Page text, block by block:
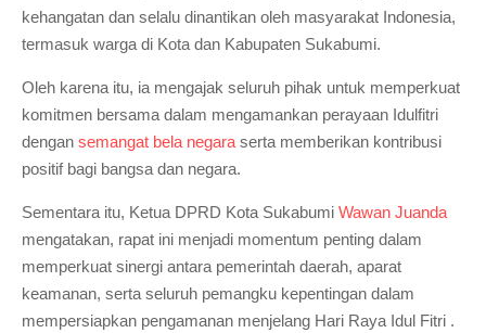
kehangatan dan selalu dinantikan oleh masyarakat Indonesia,
termasuk warga di Kota dan Kabupaten Sukabumi.
Oleh karena itu, ia mengajak seluruh pihak untuk memperkuat
komitmen bersama dalam mengamankan perayaan Idulfitri
dengan semangat bela negara serta memberikan kontribusi
positif bagi bangsa dan negara.
Sementara itu, Ketua DPRD Kota Sukabumi Wawan Juanda
mengatakan, rapat ini menjadi momentum penting dalam
memperkuat sinergi antara pemerintah daerah, aparat
keamanan, serta seluruh pemangku kepentingan dalam
mempersiapkan pengamanan menjelang Hari Raya Idul Fitri .